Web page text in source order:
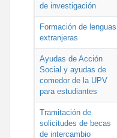
de investigación
Formación de lenguas
extranjeras
Ayudas de Acción
Social y ayudas de
comedor de la UPV
para estudiantes
Tramitación de
solicitudes de becas
de intercambio